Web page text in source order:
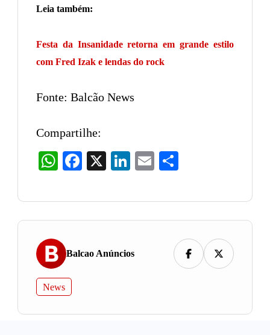
Leia também:
Festa da Insanidade retorna em grande estilo
com Fred Izak e lendas do rock
Fonte: Balcão News
Compartilhe:
WhatsAppFacebook LinkedIn
Email
Balcao Anúncios
News